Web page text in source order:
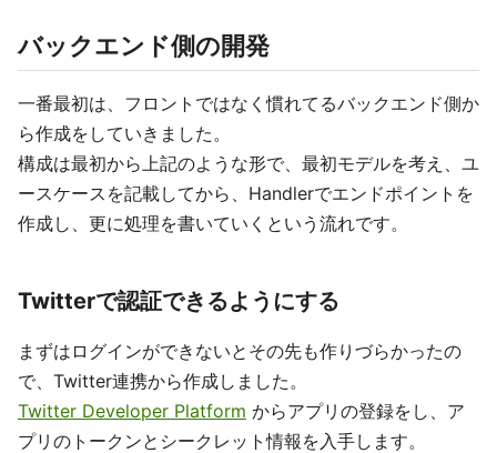
バックエンド側の開発
一番最初は、フロントではなく慣れてるバックエンド側か
ら作成をしていきました。
構成は最初から上記のような形で、最初モデルを考え、ユ
ースケースを記載してから、Handlerでエンドポイントを
作成し、更に処理を書いていくという流れです。
Twitterで認証できるようにする
まずはログインができないとその先も作りづらかったの
で、Twitter連携から作成しました。
Twitter Developer Platform からアプリの登録をし、ア
プリのトークンとシークレット情報を入手します。